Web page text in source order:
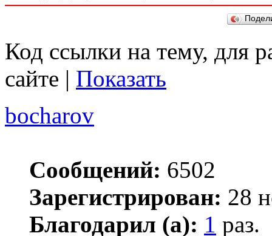
Код ссылки на тему, для
сайте | Показать
bocharov
Сообщений: 6502
Зарегистрирован: 28
Благодарил (а): 1 раз.